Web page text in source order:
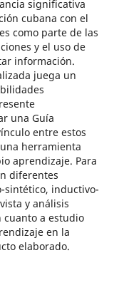
significativa
cubana con el
como parte de las
y el uso de
información.
juega un
una Guía
entre estos
herramienta
aprendizaje. Para
diferentes
sintético, inductivo-
y análisis
cuanto a estudio
en la
elaborado.